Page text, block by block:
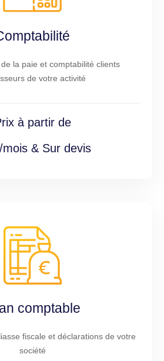
la paie et comptabilité clients
de votre activité
à partir de
mois & Sur devis
comptable
fiscale et déclarations de votre
société